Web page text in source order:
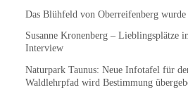
Das Blühfeld von Oberreifenberg
Susanne Kronenberg – Lieblingsplätze
Interview
Naturpark Taunus: Neue Infotafel für
Waldlehrpfad wird Bestimmung